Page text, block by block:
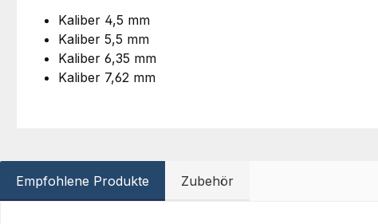
Kaliber 4,5 mm
Kaliber 5,5 mm
Kaliber 6,35 mm
Kaliber 7,62 mm
Empfohlene Produkte Zubehör